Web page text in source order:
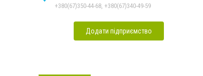
+380(67)350-44-68, +380(67)340-49-59
Додати підприємство